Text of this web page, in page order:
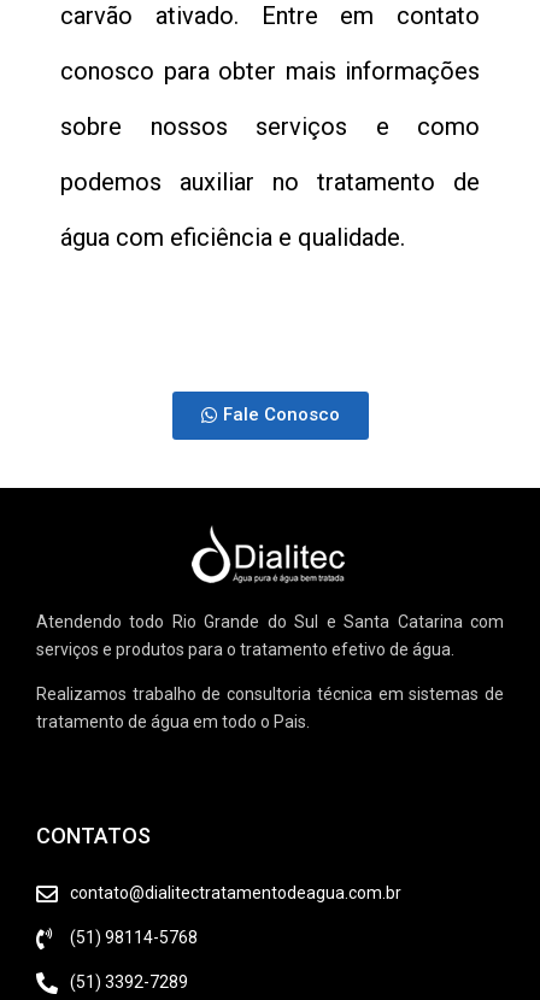
carvão ativado. Entre em contato
conosco para obter mais informações
sobre nossos serviços e como
podemos auxiliar no tratamento de
água com eficiência e qualidade.
Fale Conosco
Atendendo todo Rio Grande do Sul e Santa Catarina com
serviços e produtos para o tratamento efetivo de água.
Realizamos trabalho de consultoria técnica em sistemas de
tratamento de água em todo o Pais.
CONTATOS
contato@dialitectratamentodeagua.com.br
(51) 98114-5768
(51) 3392-7289